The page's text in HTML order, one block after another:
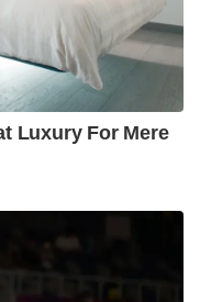
ഒത്തുചേർന്ന്
ഊർജ്ജം,
ഇറ്റലിയുടെ
സാധ്യതകളും
റോമിൽ എത്തിയ
മെലോനി പ്രത്യേക
തുടർന്ന് ഇരു